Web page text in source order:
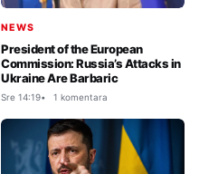
NEWS
President of the European
Commission: Russia’s Attacks in
Ukraine Are Barbaric
Sre 14:19 1 komentara